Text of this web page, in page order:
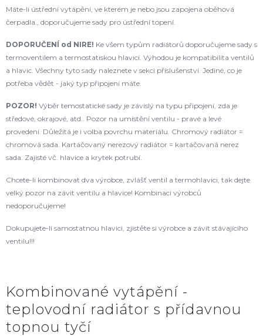
Máte-li ústřední vytápění, ve kterém je nebo jsou zapojena oběhová
čerpadla., doporučujeme sady pro ústřední topení.
DOPORUČENÍ od NIRE! Ke všem typům radiátorů doporučujeme sady s
termoventilem a termostatiskou hlavicí. Výhodou je kompatibilita ventilů
a hlavic. Všechny tyto sady naleznete v sekci příslušenství. Jediné, co je
potřeba vědět - jaký typ připojení máte.
POZOR! Výběr temostatické sady je závislý na typu připojení, zda je
středové, okrajové, atd.. Pozor na umístění ventilu - pravé a levé
provedení. Důležitá je i volba povrchu materiálu. Chromový radiátor =
chromová sada. Kartáčovaný nerezový radiátor = kartáčovaná nerez
sada. Zajisté vč. hlavice a krytek potrubí.
Chcete-li kombinovat dva výrobce, zvlášť ventil a termohlavici, tak dejte
velký pozor na závit ventilu a hlavice! Kombinaci výrobců
nedoporučujeme!
Dokupujete-li samostatnou hlavici, zjistěte si výrobce a závit stávajícího
ventilu!!!
Kombinované vytápění -
teplovodní radiátor s přídavnou
topnou tyčí